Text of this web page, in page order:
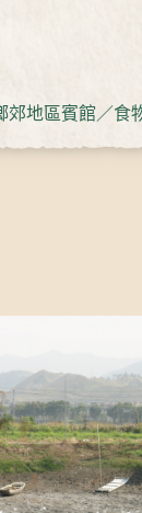
郊地區賓館／食